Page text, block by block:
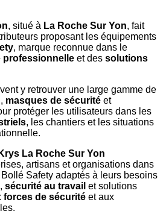
, situé à La Roche Sur Yon, fait
proposant les équipements
, marque reconnue dans le
professionnelle et des solutions
y retrouver une large gamme de
, masques de sécurité et
protéger les utilisateurs dans les
, les chantiers et les situations
Krys La Roche Sur Yon
artisans et organisations dans
Safety adaptés à leurs besoins
, sécurité au travail et solutions
forces de sécurité et aux